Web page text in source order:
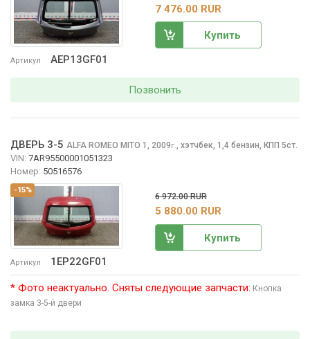
Артикул AEP13GF01
7 476.00 RUR
Купить
Позвонить
-15%
Артикул 1EP22GF01
ДВЕРЬ 3-5 ALFA ROMEO MITO 1, 2009г., хэтчбек, 1,4 бензин, КПП 5ст.
VIN: 7AR95500001051323
Номер: 50516576
6 972.00 RUR
5 880.00 RUR
Купить
* Фото неактуально. Сняты следующие запчасти: Кнопка
замка 3-5-й двери